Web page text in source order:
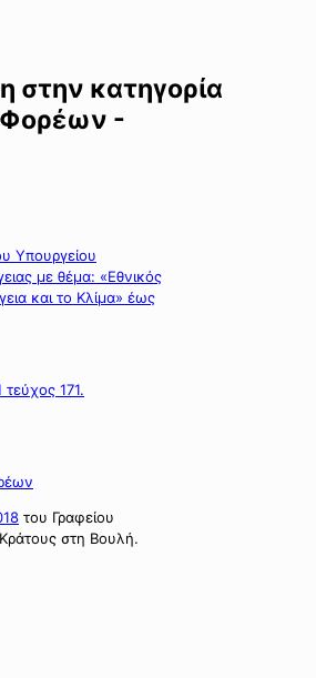
στην κατηγορία
-
Υπουργείου
με θέμα: «Εθνικός
και το Κλίμα» έως
171.
του Γραφείου
στη Βουλή.